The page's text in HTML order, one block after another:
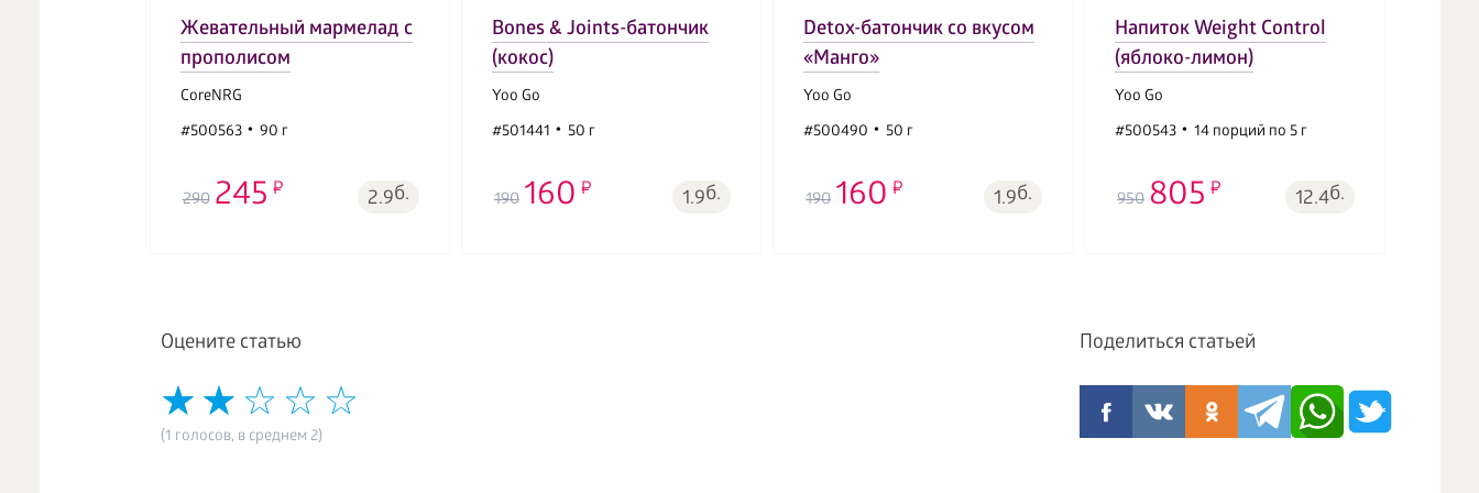
Жевательный мармелад с
прополисом
CoreNRG
#500563
90 г
290 245 2.9б.
Bones & Joints-батончик
(кокос)
Yoo Gо
#501441
50 г
190 160 1.9б.
Detox-батончик со вкусом
«Манго»
Yoo Gо
#500490
50 г
190 160 1.9б.
Напиток Weight Control
(яблоко-лимон)
Yoo Go
#500543
14 порций по 5 г
950 805 12.4б.
Оцените статью
(1 голосов, в среднем 2)
Поделиться статьей